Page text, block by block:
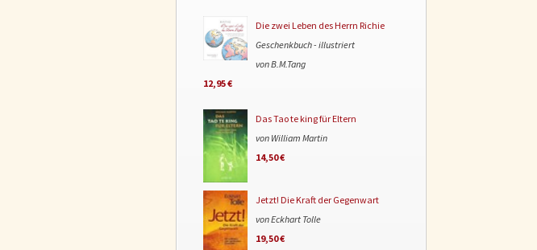
Die zwei Leben des Herrn Richie
Geschenkbuch - illustriert
von B.M.Tang
12,95 €
Das Tao te king für Eltern
von William Martin
14,50 €
Jetzt! Die Kraft der Gegenwart
von Eckhart Tolle
19,50 €